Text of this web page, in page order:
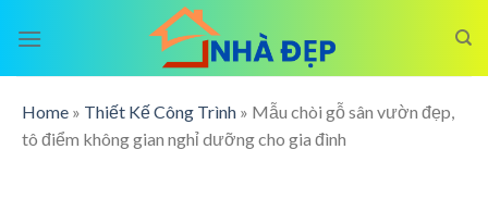
Home » Thiết Kế Công Trình » Mẫu chòi gỗ sân vườn đẹp,
tô điểm không gian nghỉ dưỡng cho gia đình